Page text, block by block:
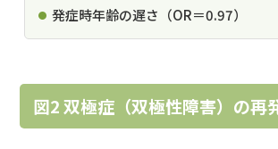
発症時年齢の遅さ（OR＝0.97）
図2 双極症（双極性障害）の再